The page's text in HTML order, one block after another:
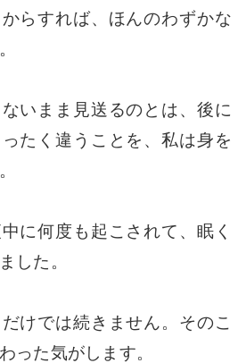
らすれば、ほんのわずかな
いまま見送るのとは、後に
たく違うことを、私は身を
に何度も起こされて、眠く
した。
けでは続きません。そのこ
った気がします。